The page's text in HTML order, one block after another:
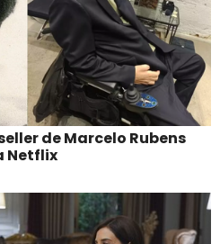
de Marcelo Rubens
Netflix